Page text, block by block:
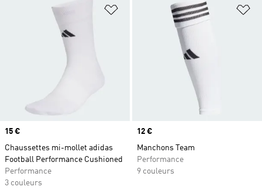
Ajouter à la Liste de produits
Prix
15 €
Chaussettes mi-mollet adidas
Football Performance Cushioned
Performance
3 couleurs
Prix
12 €
Manchons Team
Performance
9 couleurs